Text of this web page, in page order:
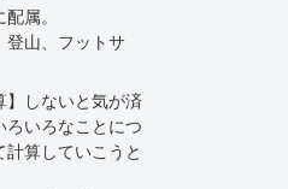
属。
登山、フットサ
】しないと気が済
ろいろなことにつ
算していこうと